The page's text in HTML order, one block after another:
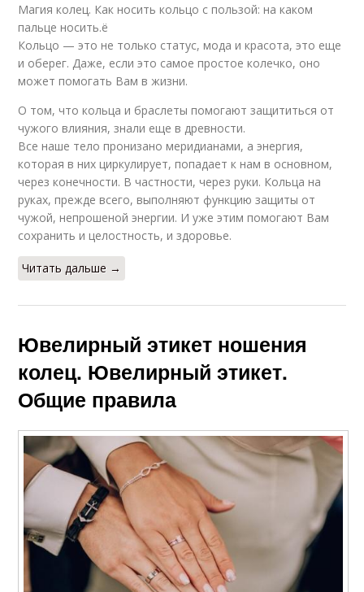
Магия колец. Как носить кольцо с пользой: на каком
пальце носить.ё
Кольцо — это не только статус, мода и красота, это еще
и оберег. Даже, если это самое простое колечко, оно
может помогать Вам в жизни.
О том, что кольца и браслеты помогают защититься от
чужого влияния, знали еще в древности.
Все наше тело пронизано меридианами, а энергия,
которая в них циркулирует, попадает к нам в основном,
через конечности. В частности, через руки. Кольца на
руках, прежде всего, выполняют функцию защиты от
чужой, непрошеной энергии. И уже этим помогают Вам
сохранить и целостность, и здоровье.
Читать дальше →
Ювелирный этикет ношения
колец. Ювелирный этикет.
Общие правила